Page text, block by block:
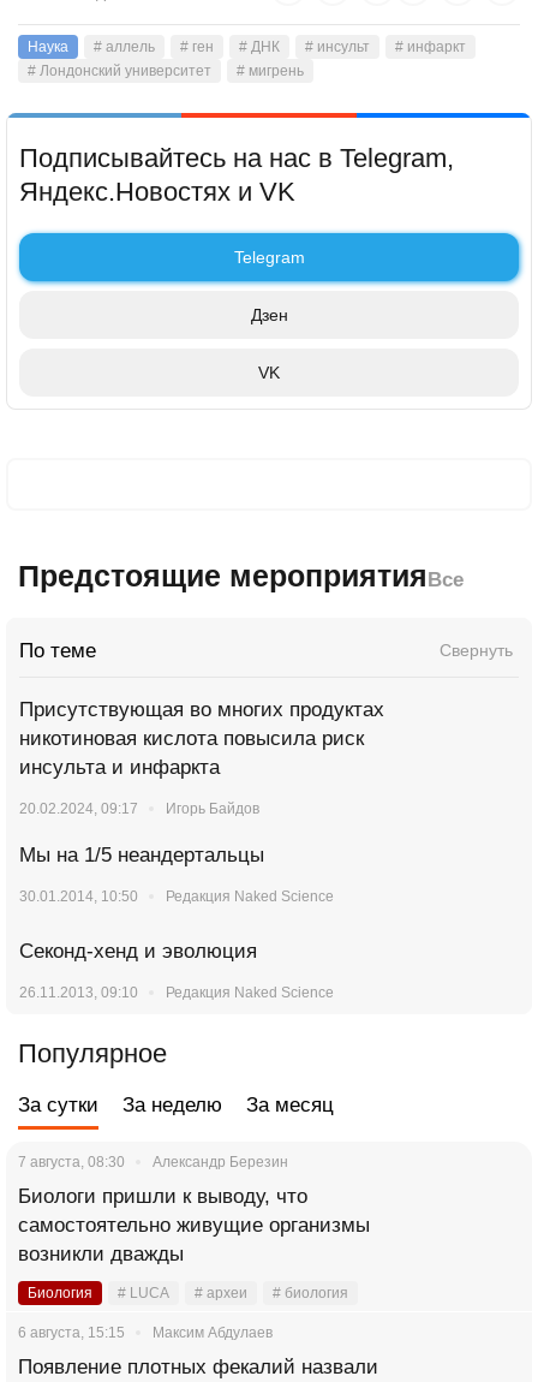
Наука # аллель # ген # ДНК # инсульт
# инфаркт
# Лондонский университет
# мигрень
Подписывайтесь на нас в Telegram,
Яндекс.Новостях и VK
Telegram
Дзен
VK
Предстоящие мероприятияВсе
По теме Свернуть
Присутствующая во многих продуктах
никотиновая кислота повысила риск
инсульта и инфаркта
20.02.2024, 09:17 Игорь Байдов
Мы на 1/5 неандертальцы
30.01.2014, 10:50 Редакция Naked Science
Секонд-хенд и эволюция
26.11.2013, 09:10 Редакция Naked Science
Популярное
За сутки За неделю За месяц
7 августа, 08:30 Александр Березин
Биологи пришли к выводу, что
самостоятельно живущие организмы
возникли дважды
Биология # LUCA # археи # биология
6 августа, 15:15 Максим Абдулаев
Появление плотных фекалий назвали